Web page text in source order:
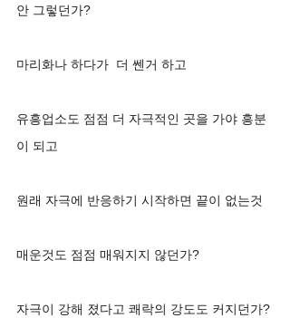
안 그렇던가?
마리화나 하다가  더 쎈거 하고
유흥업소도 점점 더 자극적인 곳을 가야 흥분
이 되고
원래 자극에 반응하기 시작하면 끝이 없는것
매운것도 점점 매워지지 않던가?
자극이 강해 졌다고 쾌락의 강도도 커지던가?